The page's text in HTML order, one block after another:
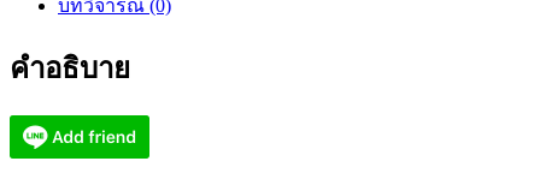
ฉลุ
พระ
บทวิจารณ์ (0)
คำอธิบาย